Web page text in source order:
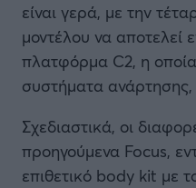
είναι γερά, με την
μοντέλου να αποτελεί
πλατφόρμα C2, η
συστήματα ανάρτησης,
Σχεδιαστικά, οι
προηγούμενα Focus,
επιθετικό body kit με